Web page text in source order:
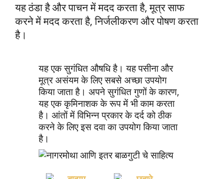
यह ठंडा है और पाचन में मदद करता है, मूत्र साफ
करने में मदद करता है, निर्जलीकरण और पोषण करता
है।
यह एक सुगंधित औषधि है। यह पसीना और
मूत्र असंयम के लिए सबसे अच्छा उपयोग
किया जाता है। अपने सुगंधित गुणों के कारण,
यह एक कृमिनाशक के रूप में भी काम करता
है। आंतों में विभिन्न प्रकार के दर्द को ठीक
करने के लिए इस दवा का उपयोग किया जाता
है।